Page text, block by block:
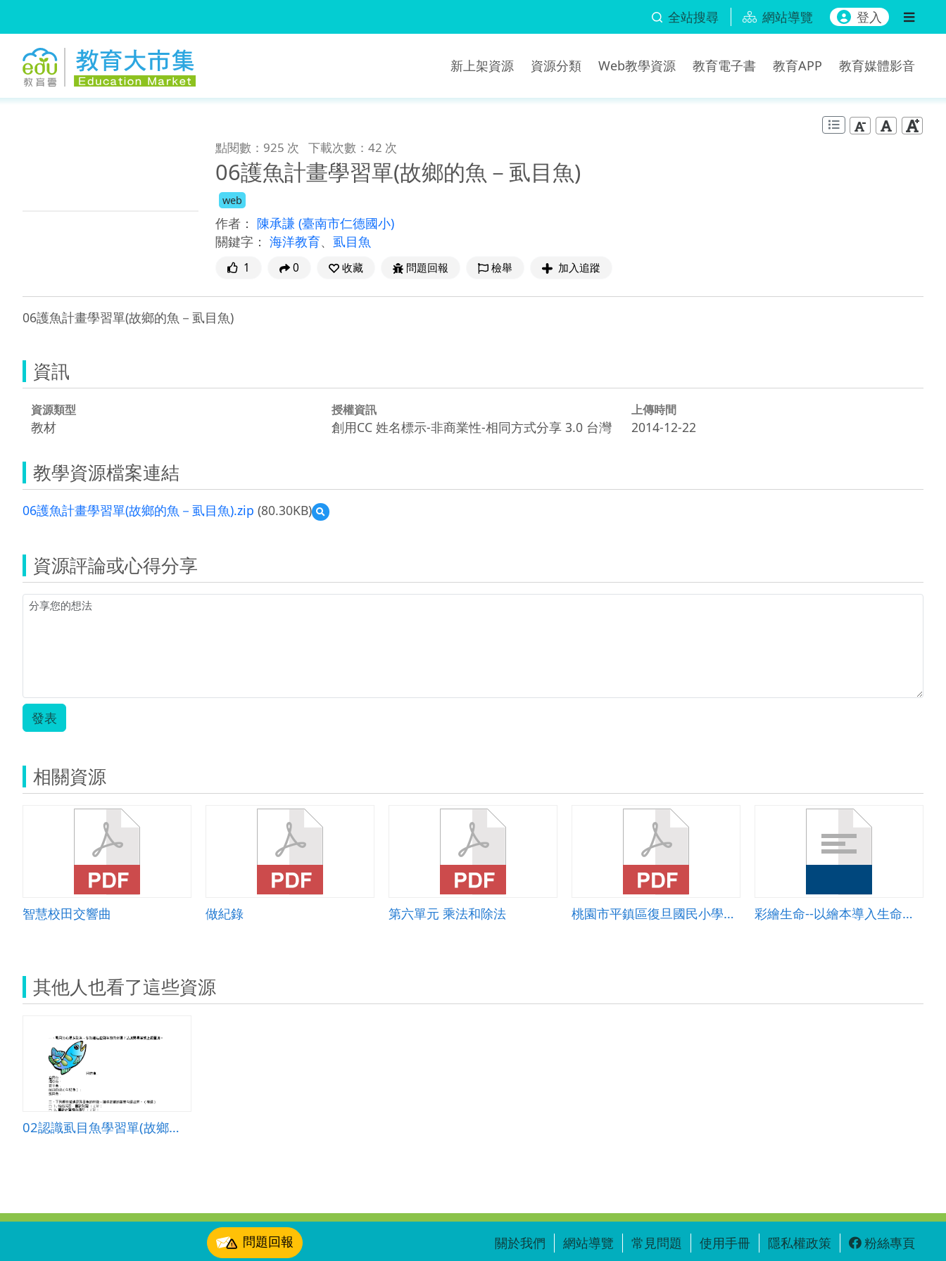
全站搜尋 網站導覽 登入
新上架資源 資源分類 Web教學資源 教育電子書 教育APP 教育媒體影音
點閱數：925 次 下載次數：42 次
06護魚計畫學習單(故鄉的魚－虱目魚)
web
作者： 陳承謙 (臺南市仁德國小)
關鍵字： 海洋教育、 虱目魚
1 0 收藏 問題回報 檢舉 加入追蹤
06護魚計畫學習單(故鄉的魚－虱目魚)
資訊
資源類型
教材
授權資訊
創用CC 姓名標示-非商業性-相同方式分享 3.0 台灣
上傳時間
2014-12-22
教學資源檔案連結
06護魚計畫學習單(故鄉的魚－虱目魚).zip (80.30KB)
預
覽
畫
－
資源評論或心得分享
發表
相關資源
智慧校田交響曲 做紀錄 第六單元 乘法和除法 桃園市平鎮區復旦國民小學教學活動設計-第十單元 縮圖、放大圖和比例尺 彩繪生命--以繪本導入生命教育
其他人也看了這些資源
02認識虱目魚學習單(故鄉的魚－虱目魚)
問題回報 關於我們 網站導覽 常見問題 使用手冊 隱私權政策 粉絲專頁